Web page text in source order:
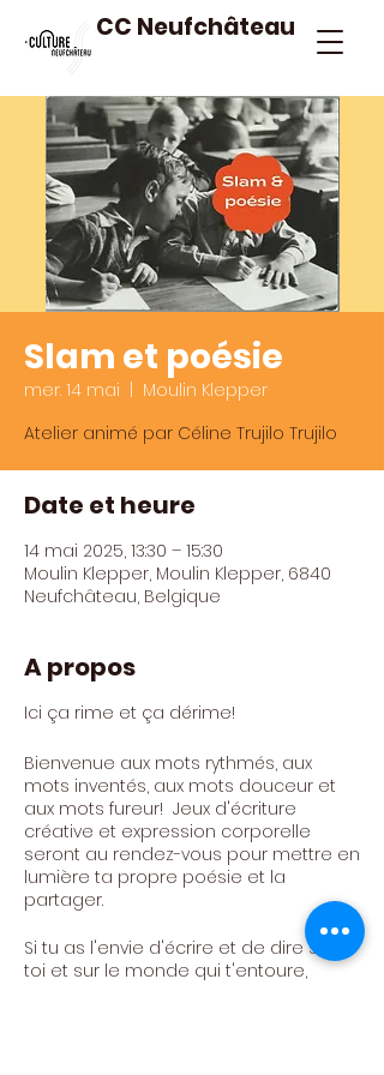
CC Neufchâteau
Slam et poésie
mer. 14 mai
Moulin Klepper
Atelier animé par Céline Trujilo Trujilo
Date et heure
14 mai 2025, 13:30 – 15:30
Moulin Klepper, Moulin Klepper, 6840
Neufchâteau, Belgique
A propos
Ici ça rime et ça dérime!
Bienvenue aux mots rythmés, aux
mots inventés, aux mots douceur et
aux mots fureur! Jeux d'écriture
créative et expression corporelle
seront au rendez-vous pour mettre en
lumière ta propre poésie et la
partager.
Si tu as l'envie d'écrire et de dire sur
toi et sur le monde qui t'entoure,